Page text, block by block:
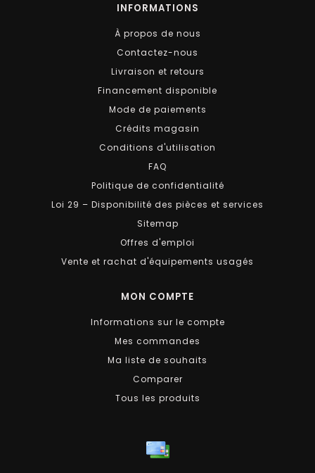
INFORMATIONS
À propos de nous
Contactez-nous
Livraison et retours
Financement disponible
Mode de paiements
Crédits magasin
Conditions d'utilisation
FAQ
Politique de confidentialité
Loi 29 – Disponibilité des pièces et services
Sitemap
Offres d'emploi
Vente et rachat d'équipements usagés
MON COMPTE
Informations sur le compte
Mes commandes
Ma liste de souhaits
Comparer
Tous les produits